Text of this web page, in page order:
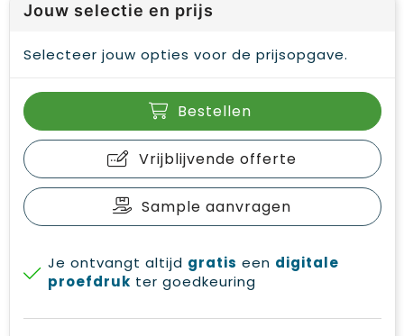
Jouw selectie en prijs
Selecteer jouw opties voor de prijsopgave.
Bestellen
Vrijblijvende offerte
Sample aanvragen
Je ontvangt altijd gratis een digitale
proefdruk ter goedkeuring